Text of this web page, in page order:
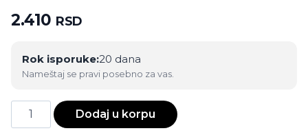
2.410 RSD
Rok isporuke:20 dana
Nameštaj se pravi posebno za vas.
Jastuk
Poliester
Dodaj u korpu